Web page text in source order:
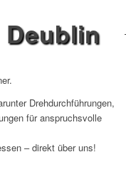
Drehdurchführungen,
für anspruchsvolle
– direkt über uns!